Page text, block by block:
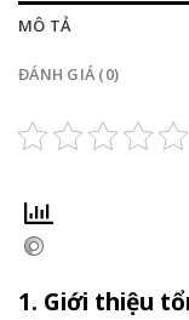
MÔ TẢ
ĐÁNH GIÁ (0)
1. Giới thiệu